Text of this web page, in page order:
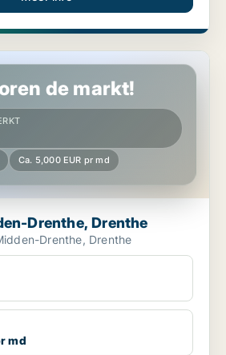
Drenthe
de markt!
Ca. 5,000 EUR pr md
Drenthe, Drenthe
Drenthe, Drenthe
md